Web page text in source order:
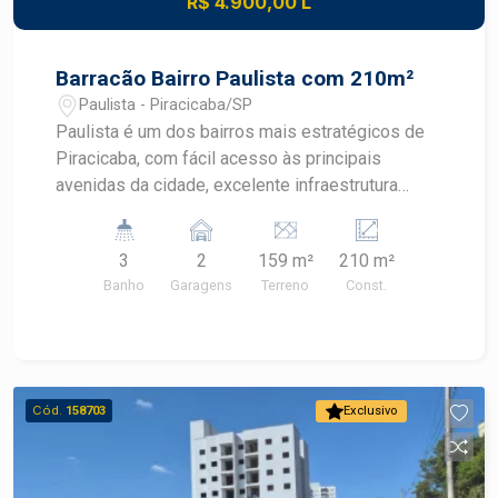
Barracão Bairro Paulista com 210m²
Paulista - Piracicaba/SP
Paulista é um dos bairros mais estratégicos de
Piracicaba, com fácil acesso às principais
avenidas da cidade, excelente infraestrutura
pessoas e veículos, proporcionando visibilidade
e praticidade para diversos segmentos de
negócios. Barracão comercial com 210 m² de
120 m² - Subsolo com 35 m², equipado com pia
de apoio - Mezanino com 55 m² - 3 banheiros,
sendo 2 no piso térreo e 1 no mezanino -
Tubulação preparada para instalação de ar-
3
Banho
2
Garagens
159 m²
Terreno
210 m²
Const.
Exclusivo
Cód. 158703